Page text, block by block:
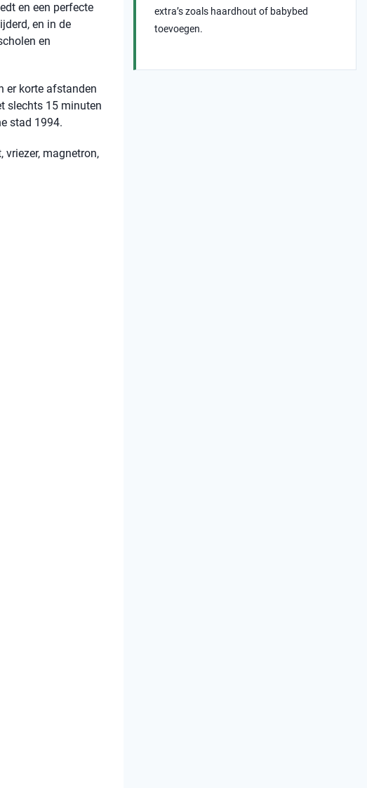
en een perfecte
en in de
en
er korte afstanden
slechts 15 minuten
stad 1994.
magnetron,
extra’s zoals haardhout of babybed
toevoegen.